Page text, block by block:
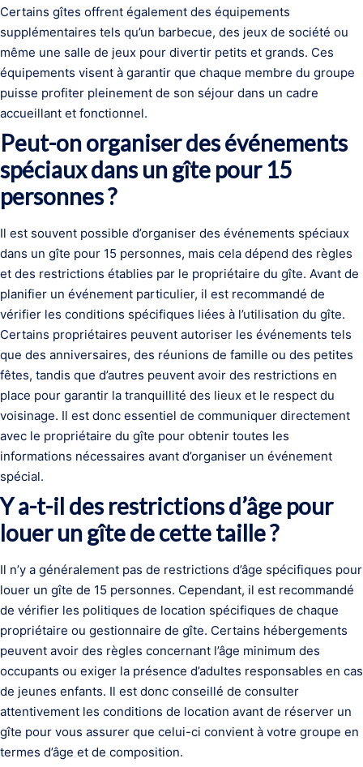
Certains gîtes offrent également des équipements
supplémentaires tels qu’un barbecue, des jeux de société ou
même une salle de jeux pour divertir petits et grands. Ces
équipements visent à garantir que chaque membre du groupe
puisse profiter pleinement de son séjour dans un cadre
accueillant et fonctionnel.
Peut-on organiser des événements
spéciaux dans un gîte pour 15
personnes ?
Il est souvent possible d’organiser des événements spéciaux
dans un gîte pour 15 personnes, mais cela dépend des règles
et des restrictions établies par le propriétaire du gîte. Avant de
planifier un événement particulier, il est recommandé de
vérifier les conditions spécifiques liées à l’utilisation du gîte.
Certains propriétaires peuvent autoriser les événements tels
que des anniversaires, des réunions de famille ou des petites
fêtes, tandis que d’autres peuvent avoir des restrictions en
place pour garantir la tranquillité des lieux et le respect du
voisinage. Il est donc essentiel de communiquer directement
avec le propriétaire du gîte pour obtenir toutes les
informations nécessaires avant d’organiser un événement
spécial.
Y a-t-il des restrictions d’âge pour
louer un gîte de cette taille ?
Il n’y a généralement pas de restrictions d’âge spécifiques pour
louer un gîte de 15 personnes. Cependant, il est recommandé
de vérifier les politiques de location spécifiques de chaque
propriétaire ou gestionnaire de gîte. Certains hébergements
peuvent avoir des règles concernant l’âge minimum des
occupants ou exiger la présence d’adultes responsables en cas
de jeunes enfants. Il est donc conseillé de consulter
attentivement les conditions de location avant de réserver un
gîte pour vous assurer que celui-ci convient à votre groupe en
termes d’âge et de composition.